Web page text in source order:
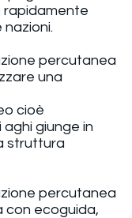
percutanea
una
cioè
giunge in
struttura
percutanea
ecoguida,